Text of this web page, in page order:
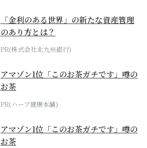
「金利のある世界」の新たな資産管理
のあり方とは？
PR(株式会社北九州銀行)
アマゾン1位「このお茶ガチです」噂の
お茶
PR(ハーブ健康本舗)
アマゾン1位「このお茶ガチです」噂の
お茶